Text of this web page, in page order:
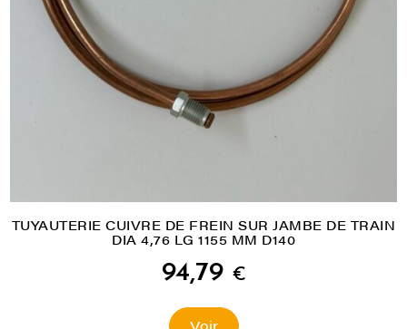
TUYAUTERIE CUIVRE DE FREIN SUR JAMBE DE TRAIN
DIA 4,76 LG 1155 MM D140
94,79 €
Voir